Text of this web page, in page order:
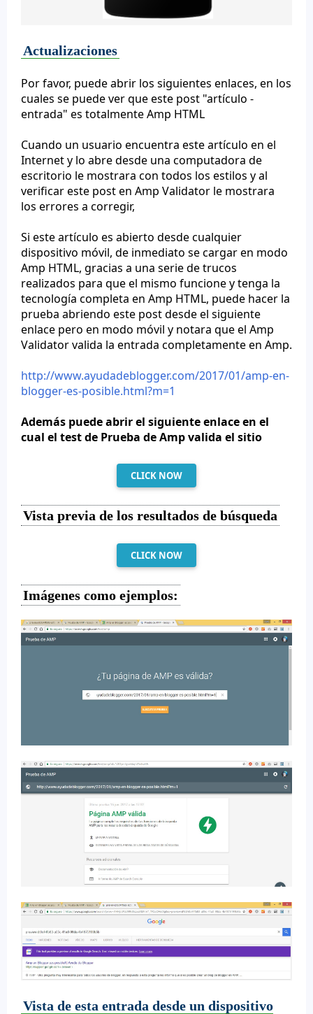
Actualizaciones
Por favor, puede abrir los siguientes enlaces, en los
cuales se puede ver que este post "artículo -
entrada" es totalmente Amp HTML
Cuando un usuario encuentra este artículo en el
Internet y lo abre desde una computadora de
escritorio le mostrara con todos los estilos y al
verificar este post en Amp Validator le mostrara
los errores a corregir,
Si este artículo es abierto desde cualquier
dispositivo móvil, de inmediato se cargar en modo
Amp HTML, gracias a una serie de trucos
realizados para que el mismo funcione y tenga la
tecnología completa en Amp HTML, puede hacer la
prueba abriendo este post desde el siguiente
enlace pero en modo móvil y notara que el Amp
Validator valida la entrada completamente en Amp.
http://www.ayudadeblogger.com/2017/01/amp-en-
blogger-es-posible.html?m=1
Además puede abrir el siguiente enlace en el
cual el test de Prueba de Amp valida el sitio
CLICK NOW
Vista previa de los resultados de búsqueda
CLICK NOW
Imágenes como ejemplos:
Vista de esta entrada desde un dispositivo